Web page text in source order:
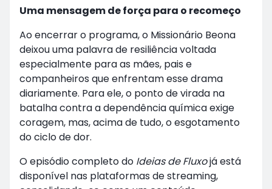
Uma mensagem de força para o recomeço
Ao encerrar o programa, o Missionário Beona
deixou uma palavra de resiliência voltada
especialmente para as mães, pais e
companheiros que enfrentam esse drama
diariamente. Para ele, o ponto de virada na
batalha contra a dependência química exige
coragem, mas, acima de tudo, o esgotamento
do ciclo de dor.
O episódio completo do Ideias de Fluxojá está
disponível nas plataformas de streaming,